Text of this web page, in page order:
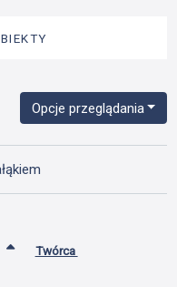
Opcje przeglądania
Twórca